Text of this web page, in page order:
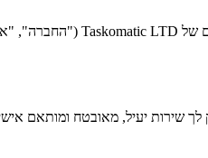
לך שירות יעיל, מאובטח ומותאם